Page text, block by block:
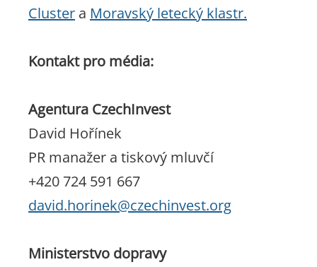
Cluster a Moravský letecký klastr.
Kontakt pro média:
Agentura CzechInvest
David Hořínek
PR manažer a tiskový mluvčí
+420 724 591 667
david.horinek@czechinvest.org
Ministerstvo dopravy